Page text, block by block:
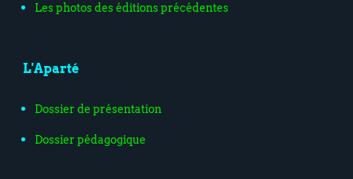
Les photos des éditions précédentes
L'Aparté
Dossier de présentation
Dossier pédagogique